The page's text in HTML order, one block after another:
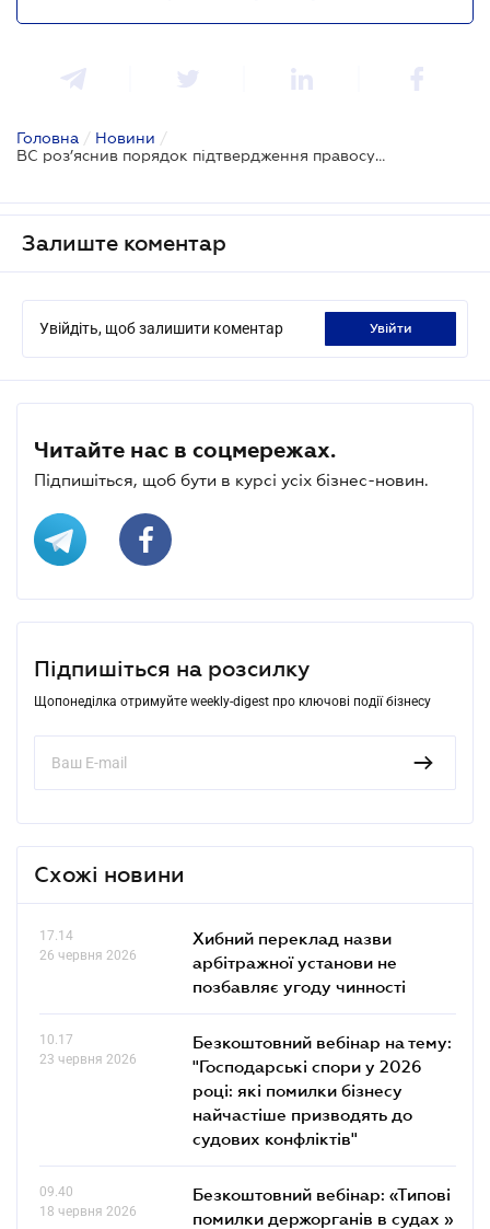
Головна / Новини /
ВС роз’яснив порядок підтвердження правосуб’єктності іноземних компаній в українських судах
Залиште коментар
Увійдіть, щоб залишити коментар увійти
Читайте нас в соцмережах.
Підпишіться, щоб бути в курсі усіх бізнес-новин.
Підпишіться на розсилку
Щопонеділка отримуйте weekly-digest про ключові події бізнесу
Схожі новини
17.14
26 червня 2026
Хибний переклад назви
арбітражної установи не
позбавляє угоду чинності
10.17
23 червня 2026
Безкоштовний вебінар на тему:
"Господарські спори у 2026
році: які помилки бізнесу
найчастіше призводять до
судових конфліктів"
09.40
18 червня 2026
Безкоштовний вебінар: «Типові
помилки держорганів в судах »